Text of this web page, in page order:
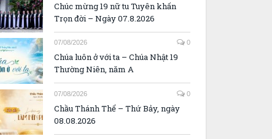
Chúc mừng 19 nữ tu Tuyên khấn
Trọn đời – Ngày 07.8.2026
07/08/2026 0
Chúa luôn ở với ta – Chúa Nhật 19
Thường Niên, năm A
07/08/2026 0
Chầu Thánh Thể – Thứ Bảy, ngày
08.08.2026